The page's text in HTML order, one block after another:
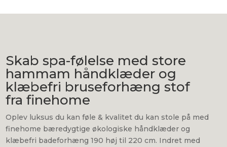
Skab spa-følelse med store
hammam håndklæder og
klæbefri bruseforhæng stof
fra finehome
Oplev luksus du kan føle & kvalitet du kan stole på med
finehome bæredygtige økologiske håndklæder og
klæbefri badeforhæng 190 høj til 220 cm. Indret med